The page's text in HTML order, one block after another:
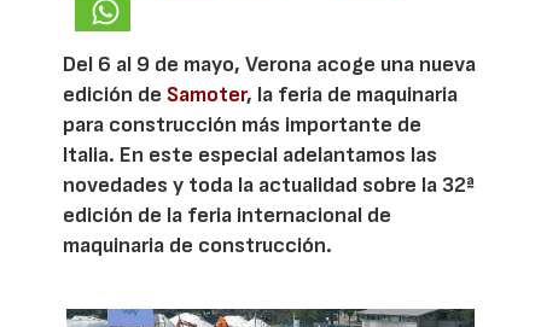
Del 6 al 9 de mayo, Verona acoge una nueva
edición de Samoter, la feria de maquinaria
para construcción más importante de
Italia. En este especial adelantamos las
novedades y toda la actualidad sobre la 32ª
edición de la feria internacional de
maquinaria de construcción.